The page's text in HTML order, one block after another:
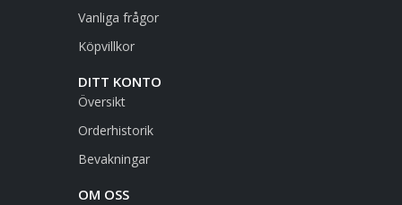
Vanliga frågor
Köpvillkor
DITT KONTO
Översikt
Orderhistorik
Bevakningar
OM OSS